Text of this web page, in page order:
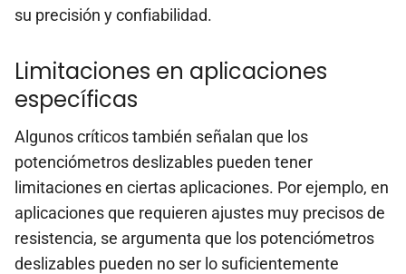
su precisión y confiabilidad.
Limitaciones en aplicaciones
específicas
Algunos críticos también señalan que los
potenciómetros deslizables pueden tener
limitaciones en ciertas aplicaciones. Por ejemplo, en
aplicaciones que requieren ajustes muy precisos de
resistencia, se argumenta que los potenciómetros
deslizables pueden no ser lo suficientemente